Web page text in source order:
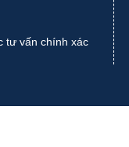
tư vấn chính xác